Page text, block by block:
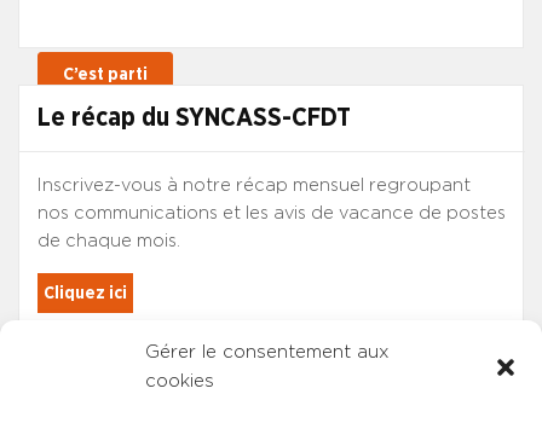
Gérer le consentement aux
cookies
Le récap du SYNCASS-CFDT
Inscrivez-vous à notre récap mensuel regroupant
nos communications et les avis de vacance de postes
de chaque mois.
Cliquez ici
Les adhérents du SYNCASS-CFDT
sont automatiquement inscrits.